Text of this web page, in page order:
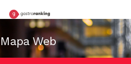
Mapa Web